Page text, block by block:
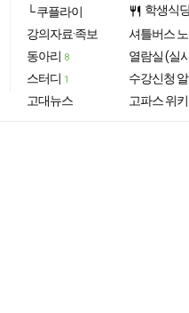
└ 쿠플라이
강의자료·족보
동아리 8
스터디 1
고대뉴스
restaurant 학생식
셔틀버스
열람실 (실
수강신청
고파스 위키